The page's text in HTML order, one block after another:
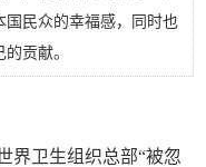
国民众的幸福感，同时也
贡献。
界卫生组织总部“被忽